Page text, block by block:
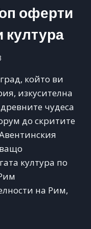
оферти
култура
който ви
изкусителна
чудеса
до скритите
култура по
на Рим,